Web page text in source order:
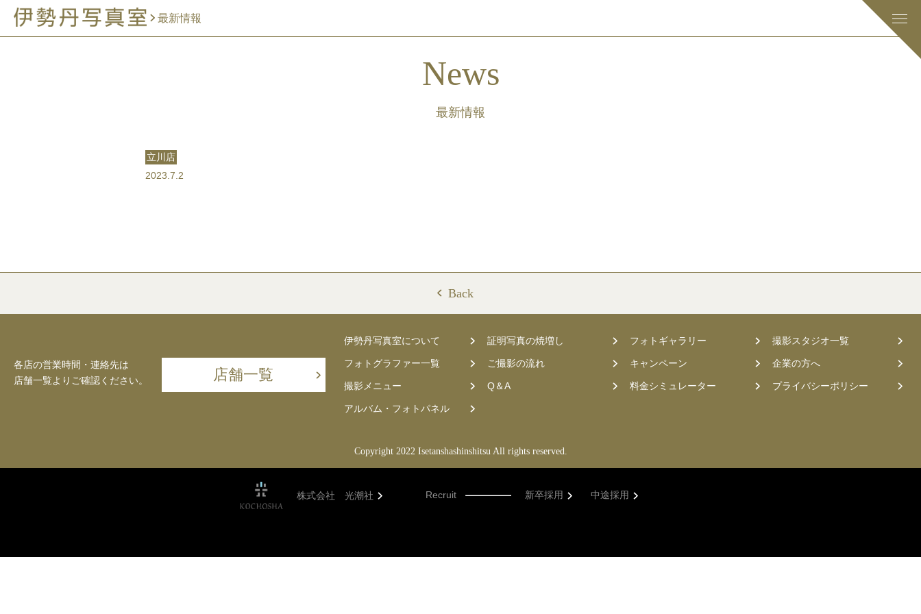
最新情報
News
最新情報
立川店
2023.7.2
Back
各店の営業時間・連絡先は
店舗一覧よりご確認ください。
店舗一覧
伊勢丹写真室について 証明写真の焼増し フォトギャラリー 撮影スタジオ一覧
フォトグラファー一覧 ご撮影の流れ キャンペーン 企業の方へ
撮影メニュー Q＆A 料金シミュレーター プライバシーポリシー
アルバム・フォトパネル
Copyright 2022 Isetanshashinshitsu All rights reserved.
株式会社 光潮社 Recruit 新卒採用 中途採用